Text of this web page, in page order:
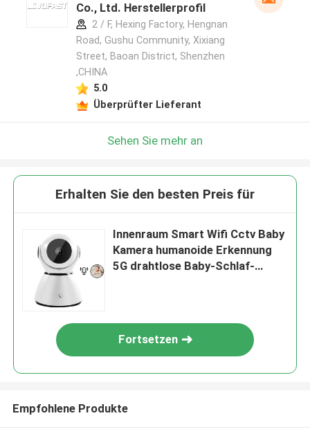
Co., Ltd. Herstellerprofil
2 / F, Hexing Factory, Hengnan
Road, Gushu Community, Xixiang
Street, Baoan District, Shenzhen
,CHINA
5.0
Überprüfter Lieferant
Sehen Sie mehr an
Erhalten Sie den besten Preis für
Innenraum Smart Wifi Cctv Baby
Kamera humanoide Erkennung
5G drahtlose Baby-Schlaf-
Fortsetzen
Empfohlene Produkte